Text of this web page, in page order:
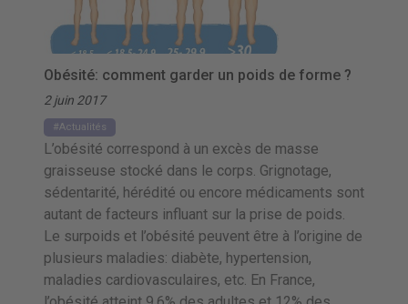
Obésité: comment garder un poids de forme ?
2 juin 2017
Actualités
L’obésité correspond à un excès de masse
graisseuse stocké dans le corps. Grignotage,
sédentarité, hérédité ou encore médicaments sont
autant de facteurs influant sur la prise de poids.
Le surpoids et l’obésité peuvent être à l’origine de
plusieurs maladies: diabète, hypertension,
maladies cardiovasculaires, etc. En France,